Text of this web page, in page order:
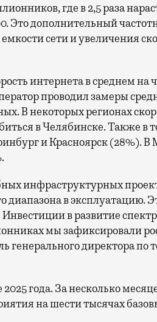
где в 2,5 раза
Это дополнительный
сети и увеличения
интернета в среднем на
проводил замеры
В некоторых регионах
в Челябинске. Также в
и Красноярск (28%). В
инфраструктурных
диапазона в эксплуатацию.
в развитие
мы зафиксировали
генерального директора по
года. За несколько
на шести тысячах